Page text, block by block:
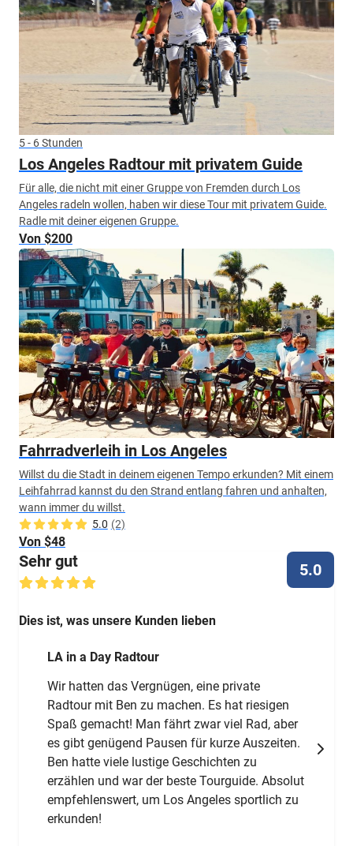
5 - 6 Stunden
Los Angeles Radtour mit privatem Guide
Für alle, die nicht mit einer Gruppe von Fremden durch Los
Angeles radeln wollen, haben wir diese Tour mit privatem Guide.
Radle mit deiner eigenen Gruppe.
Von $200
Fahrradverleih in Los Angeles
Willst du die Stadt in deinem eigenen Tempo erkunden? Mit einem
Leihfahrrad kannst du den Strand entlang fahren und anhalten,
wann immer du willst.
5.0 (2)
Von $48
Sehr gut 5.0
Dies ist, was unsere Kunden lieben
LA in a Day Radtour
Wir hatten das Vergnügen, eine private
Radtour mit Ben zu machen. Es hat riesigen
Spaß gemacht! Man fährt zwar viel Rad, aber
es gibt genügend Pausen für kurze Auszeiten.
Ben hatte viele lustige Geschichten zu
erzählen und war der beste Tourguide. Absolut
empfehlenswert, um Los Angeles sportlich zu
erkunden!